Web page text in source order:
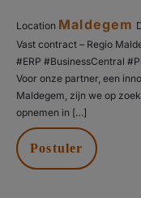
Location Maldegem
Vast contract – Regio
#ERP #BusinessCentral
Voor onze partner, een
Maldegem, zijn we op
opnemen in […]
Postuler